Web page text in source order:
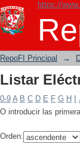
https://
Listar
RepoFI Principal →
Listar
0-9 A B C D E F G H
O introducir las
Orden: